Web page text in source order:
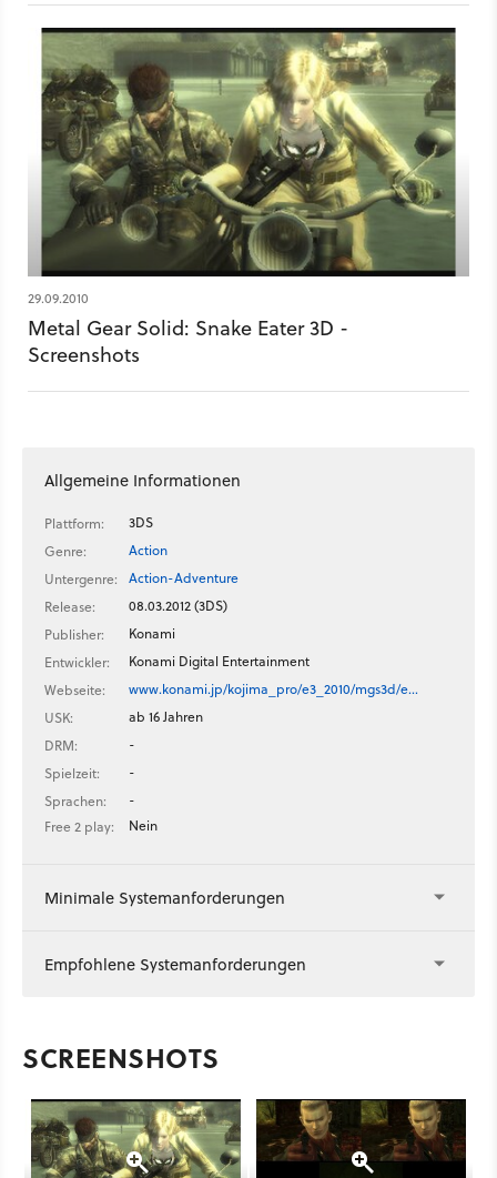
29.09.2010
Metal Gear Solid: Snake Eater 3D -
Screenshots
Allgemeine Informationen
Plattform:
3DS
Genre:
Action
Untergenre:
Action-Adventure
Release:
08.03.2012 (3DS)
Publisher:
Konami
Entwickler:
Konami Digital Entertainment
Webseite:
www.konami.jp/kojima_pro/e3_2010/mgs3d/e…
USK:
ab 16 Jahren
DRM:
-
Spielzeit:
-
Sprachen:
-
Free 2 play:
Nein
Minimale Systemanforderungen
Empfohlene Systemanforderungen
SCREENSHOTS